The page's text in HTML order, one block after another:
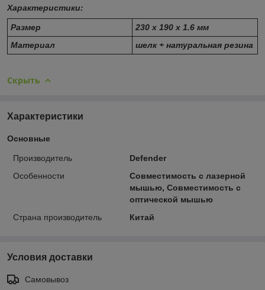
Характеристики:
Размер
230 х 190 х 1.6 мм
Материал
шелк + натуральная резина
Скрыть
Характеристики
Основные
Производитель
Defender
Особенности
Совместимость с лазерной
мышью, Совместимость с
оптической мышью
Страна производитель
Китай
Условия доставки
Самовывоз